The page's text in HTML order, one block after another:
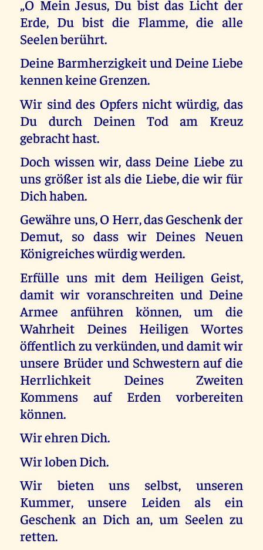
„O Mein Jesus, Du bist das Licht der
Erde, Du bist die Flamme, die alle
Seelen berührt.
Deine Barmherzigkeit und Deine Liebe
kennen keine Grenzen.
Wir sind des Opfers nicht würdig, das
Du durch Deinen Tod am Kreuz
gebracht hast.
Doch wissen wir, dass Deine Liebe zu
uns größer ist als die Liebe, die wir für
Dich haben.
Gewähre uns, O Herr, das Geschenk der
Demut, so dass wir Deines Neuen
Königreiches würdig werden.
Erfülle uns mit dem Heiligen Geist,
damit wir voranschreiten und Deine
Armee anführen können, um die
Wahrheit Deines Heiligen Wortes
öffentlich zu verkünden, und damit wir
unsere Brüder und Schwestern auf die
Herrlichkeit Deines Zweiten
Kommens auf Erden vorbereiten
können.
Wir ehren Dich.
Wir loben Dich.
Wir bieten uns selbst, unseren
Kummer, unsere Leiden als ein
Geschenk an Dich an, um Seelen zu
retten.